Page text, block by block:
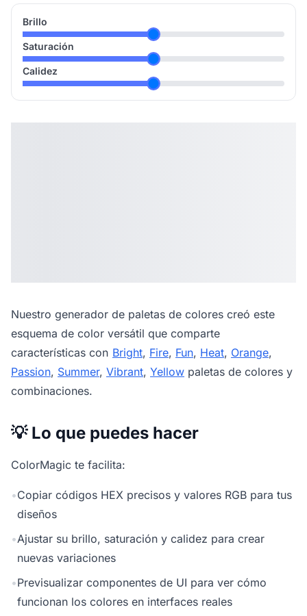
Brillo
Saturación
Calidez
Nuestro generador de paletas de colores creó este
esquema de color versátil que comparte
características con Bright, Fire, Fun, Heat, Orange,
Passion, Summer, Vibrant, Yellow paletas de colores y
combinaciones.
💡 Lo que puedes hacer
ColorMagic te facilita:
•Copiar códigos HEX precisos y valores RGB para tus
diseños
•Ajustar su brillo, saturación y calidez para crear
nuevas variaciones
•Previsualizar componentes de UI para ver cómo
funcionan los colores en interfaces reales